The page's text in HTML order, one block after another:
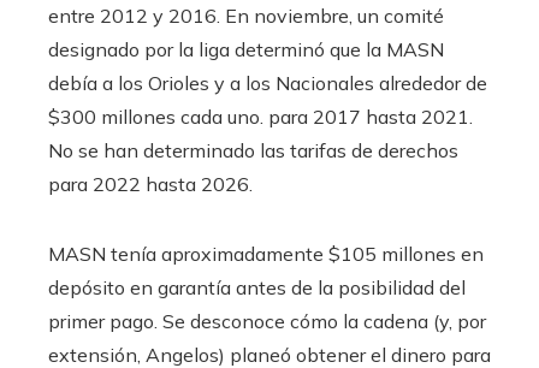
entre 2012 y 2016. En noviembre, un comité
designado por la liga determinó que la MASN
debía a los Orioles y a los Nacionales alrededor de
$300 millones cada uno. para 2017 hasta 2021.
No se han determinado las tarifas de derechos
para 2022 hasta 2026.
MASN tenía aproximadamente $105 millones en
depósito en garantía antes de la posibilidad del
primer pago. Se desconoce cómo la cadena (y, por
extensión, Angelos) planeó obtener el dinero para